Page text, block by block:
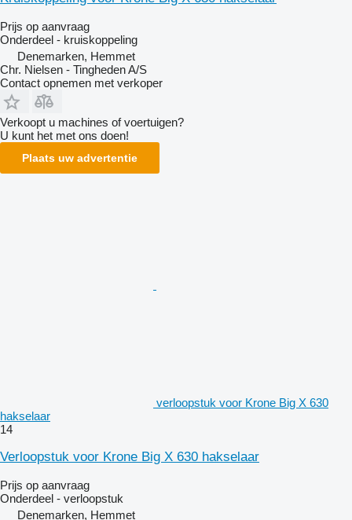
Prijs op aanvraag
Onderdeel - kruiskoppeling
Denemarken, Hemmet
Chr. Nielsen - Tingheden A/S
Contact opnemen met verkoper
Verkoopt u machines of voertuigen?
U kunt het met ons doen!
Plaats uw advertentie
verloopstuk voor Krone Big X 630
hakselaar
14
Verloopstuk voor Krone Big X 630 hakselaar
Prijs op aanvraag
Onderdeel - verloopstuk
Denemarken, Hemmet